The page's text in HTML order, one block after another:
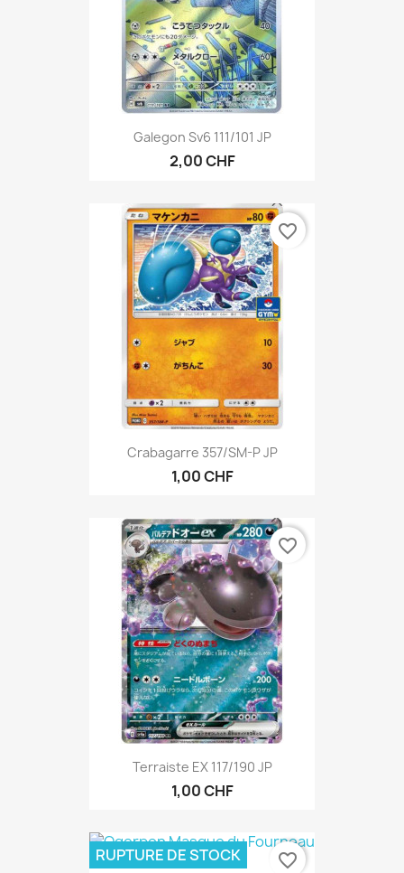
Galegon Sv6 111/101 JP
2,00 CHF
Crabagarre 357/SM-P JP
1,00 CHF
favorite_border
Terraiste EX 117/190 JP
1,00 CHF
favorite_border
RUPTURE DE STOCK favorite_border